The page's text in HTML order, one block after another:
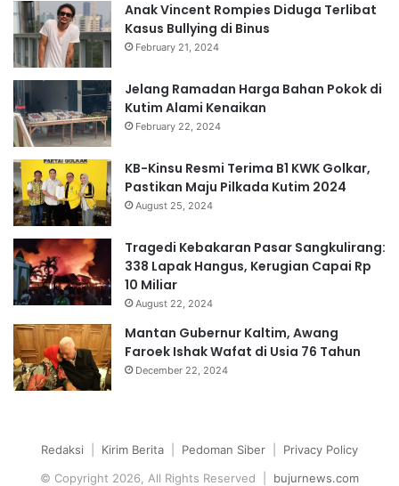
Anak Vincent Rompies Diduga Terlibat
Kasus Bullying di Binus
February 21, 2024
Jelang Ramadan Harga Bahan Pokok di
Kutim Alami Kenaikan
February 22, 2024
KB-Kinsu Resmi Terima B1 KWK Golkar,
Pastikan Maju Pilkada Kutim 2024
August 25, 2024
Tragedi Kebakaran Pasar Sangkulirang:
338 Lapak Hangus, Kerugian Capai Rp
10 Miliar
August 22, 2024
Mantan Gubernur Kaltim, Awang
Faroek Ishak Wafat di Usia 76 Tahun
December 22, 2024
Redaksi Kirim Berita Pedoman Siber
Privacy Policy
© Copyright 2026, All Rights Reserved | bujurnews.com